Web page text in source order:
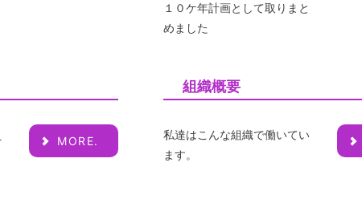
１０ケ年計画として取りまと
めました
MORE.
組織概要
私達はこんな組織で働いてい
ます。